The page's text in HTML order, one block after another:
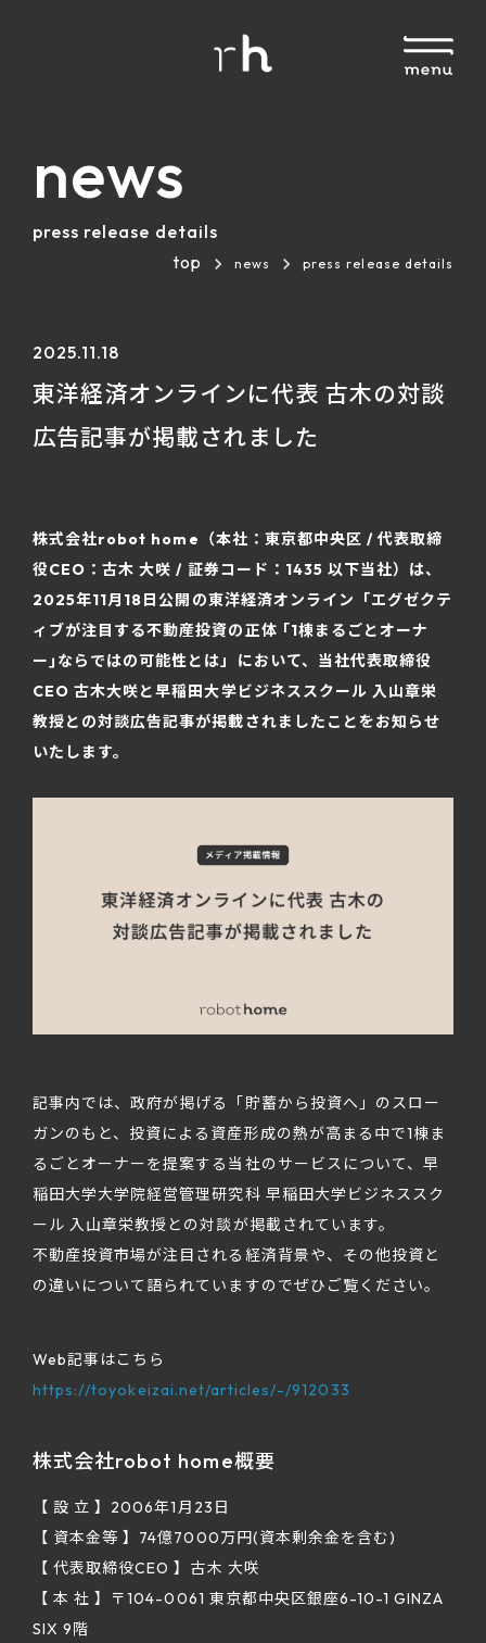
news
press release details
top
news press release details
2025.11.18
東洋経済オンラインに代表 古木の対談
広告記事が掲載されました
株式会社robot home（本社：東京都中央区 / 代表取締
役CEO：古木 大咲 / 証券コード：1435 以下当社）は、
2025年11月18日公開の東洋経済オンライン「エグゼクテ
ィブが注目する不動産投資の正体 ｢1棟まるごとオーナ
ー｣ならではの可能性とは」において、当社代表取締役
CEO 古木大咲と早稲田大学ビジネススクール 入山章栄
教授との対談広告記事が掲載されましたことをお知らせ
いたします。
記事内では、政府が掲げる「貯蓄から投資へ」のスロー
ガンのもと、投資による資産形成の熱が高まる中で1棟ま
るごとオーナーを提案する当社のサービスについて、早
稲田大学大学院経営管理研究科 早稲田大学ビジネススク
ール 入山章栄教授との対談が掲載されています。
不動産投資市場が注目される経済背景や、その他投資と
の違いについて語られていますのでぜひご覧ください。
Web記事はこちら
https://toyokeizai.net/articles/-/912033
株式会社robot home概要
【 設 立 】2006年1月23日
【 資本金等 】74億7000万円(資本剰余金を含む)
【 代表取締役CEO 】古木 大咲
【 本 社 】〒104-0061 東京都中央区銀座6-10-1 GINZA
SIX 9階